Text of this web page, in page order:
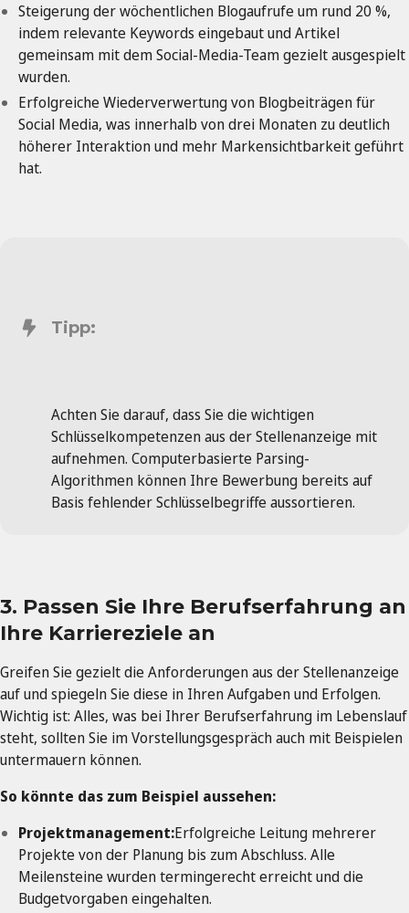
Steigerung der wöchentlichen Blogaufrufe um rund 20 %,
indem relevante Keywords eingebaut und Artikel
gemeinsam mit dem Social-Media-Team gezielt ausgespielt
wurden.
Erfolgreiche Wiederverwertung von Blogbeiträgen für
Social Media, was innerhalb von drei Monaten zu deutlich
höherer Interaktion und mehr Marken­sichtbarkeit geführt
hat.
Tipp:
Achten Sie darauf, dass Sie die wichtigen
Schlüsselkompetenzen aus der Stellenanzeige mit
aufnehmen. Computerbasierte Parsing-
Algorithmen können Ihre Bewerbung bereits auf
Basis fehlender Schlüsselbegriffe aussortieren.
3. Passen Sie Ihre Berufserfahrung an
Ihre Karriereziele an
Greifen Sie gezielt die Anforderungen aus der Stellenanzeige
auf und spiegeln Sie diese in Ihren Aufgaben und Erfolgen.
Wichtig ist: Alles, was bei Ihrer Berufserfahrung im Lebenslauf
steht, sollten Sie im Vorstellungsgespräch auch mit Beispielen
untermauern können.
So könnte das zum Beispiel aussehen:
Projektmanagement:Erfolgreiche Leitung mehrerer
Projekte von der Planung bis zum Abschluss. Alle
Meilensteine wurden termingerecht erreicht und die
Budgetvorgaben eingehalten.